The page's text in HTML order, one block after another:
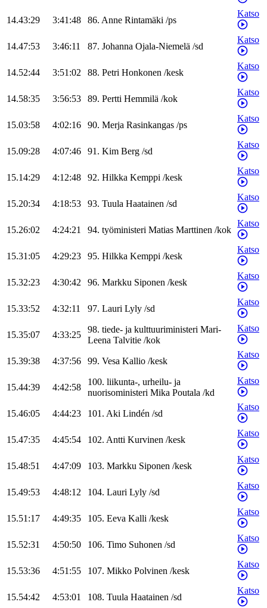
14.43:29 3:41:48 86. Anne Rintamäki /ps
Katso
14.47:53 3:46:11 87. Johanna Ojala-Niemelä /sd
Katso
14.52:44 3:51:02 88. Petri Honkonen /kesk
Katso
14.58:35 3:56:53 89. Pertti Hemmilä /kok
Katso
15.03:58 4:02:16 90. Merja Rasinkangas /ps
Katso
15.09:28 4:07:46 91. Kim Berg /sd
Katso
15.14:29 4:12:48 92. Hilkka Kemppi /kesk
Katso
15.20:34 4:18:53 93. Tuula Haatainen /sd
Katso
15.26:02 4:24:21 94. työministeri Matias Marttinen /kok
Katso
15.31:05 4:29:23 95. Hilkka Kemppi /kesk
Katso
15.32:23 4:30:42 96. Markku Siponen /kesk
Katso
15.33:52 4:32:11 97. Lauri Lyly /sd
Katso
15.35:07 4:33:25
98. tiede- ja kulttuuriministeri Mari-
Leena Talvitie /kok
Katso
15.39:38 4:37:56 99. Vesa Kallio /kesk
Katso
15.44:39 4:42:58
100. liikunta-, urheilu- ja
nuorisoministeri Mika Poutala /kd
Katso
15.46:05 4:44:23 101. Aki Lindén /sd
Katso
15.47:35 4:45:54 102. Antti Kurvinen /kesk
Katso
15.48:51 4:47:09 103. Markku Siponen /kesk
Katso
15.49:53 4:48:12 104. Lauri Lyly /sd
Katso
15.51:17 4:49:35 105. Eeva Kalli /kesk
Katso
15.52:31 4:50:50 106. Timo Suhonen /sd
Katso
15.53:36 4:51:55 107. Mikko Polvinen /kesk
Katso
15.54:42 4:53:01 108. Tuula Haatainen /sd
Katso